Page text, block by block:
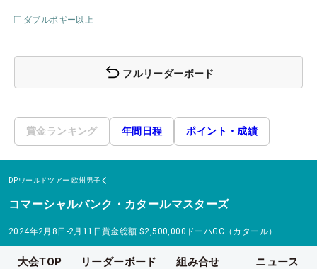
ダブルボギー以上
フルリーダーボード
賞金ランキング 年間日程 ポイント・成績
DPワールドツアー 欧州男子
コマーシャルバンク・カタールマスターズ
2024年2月8日-2月11日賞金総額 $2,500,000 ドーハGC（カタール）
大会TOP リーダーボード 組み合せ ニュース